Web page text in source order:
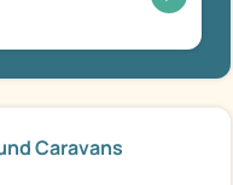
Caravans